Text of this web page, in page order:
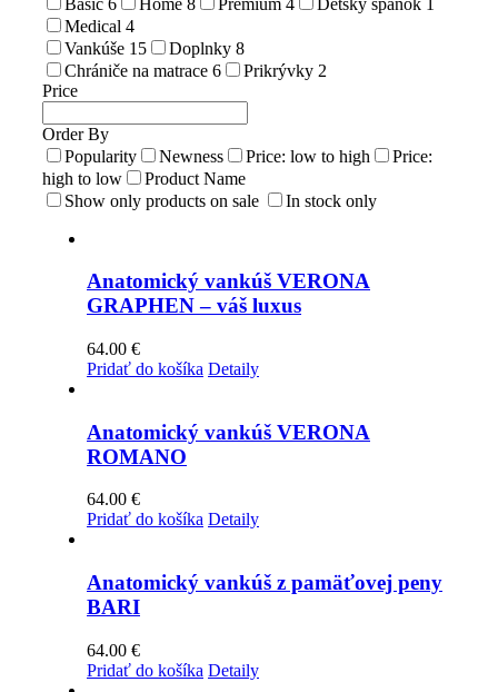
Medical 4
Vankúše 15 Doplnky 8
Chrániče na matrace 6 Prikrývky 2
Price
Order By
Popularity
Newness Price: low to high
Price:
high to low
Product Name
Show only products on sale
In stock only
Anatomický vankúš VERONA
GRAPHEN – váš luxus
64.00 €
Pridať do košíka Detaily
Anatomický vankúš VERONA
ROMANO
64.00 €
Pridať do košíka Detaily
Anatomický vankúš z pamäťovej peny
BARI
64.00 €
Pridať do košíka Detaily